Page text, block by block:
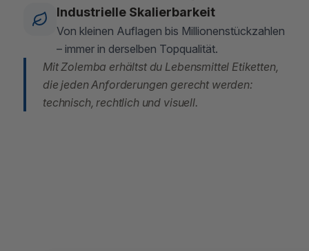
Industrielle Skalierbarkeit
Von kleinen Auflagen bis Millionenstückzahlen
– immer in derselben Topqualität.
Mit Zolemba erhältst du Lebensmittel Etiketten,
die jeden Anforderungen gerecht werden:
technisch, rechtlich und visuell.